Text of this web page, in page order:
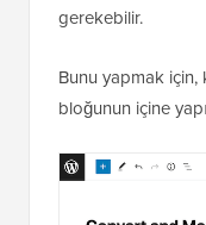
gerekebilir.
Bunu yapmak
bloğunun içine